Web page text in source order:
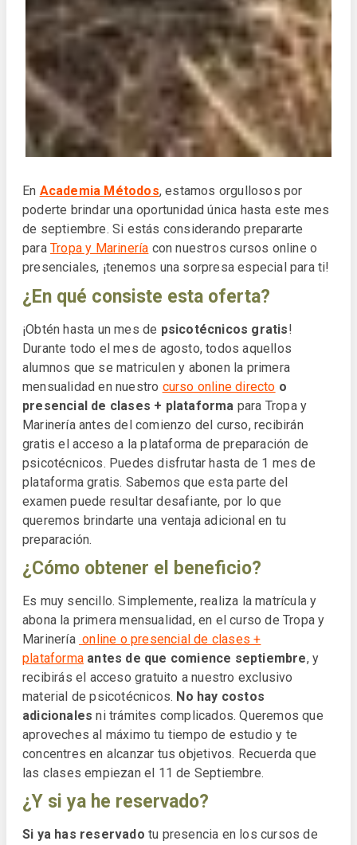
En Academia Métodos, estamos orgullosos por
poderte brindar una oportunidad única hasta este mes
de septiembre. Si estás considerando prepararte
para Tropa y Marinería con nuestros cursos online o
presenciales, ¡tenemos una sorpresa especial para ti!
¿En qué consiste esta oferta?
¡Obtén hasta un mes de psicotécnicos gratis!
Durante todo el mes de agosto, todos aquellos
alumnos que se matriculen y abonen la primera
mensualidad en nuestro curso online directo o
presencial de clases + plataforma para Tropa y
Marinería antes del comienzo del curso, recibirán
gratis el acceso a la plataforma de preparación de
psicotécnicos. Puedes disfrutar hasta de 1 mes de
plataforma gratis. Sabemos que esta parte del
examen puede resultar desafiante, por lo que
queremos brindarte una ventaja adicional en tu
preparación.
¿Cómo obtener el beneficio?
Es muy sencillo. Simplemente, realiza la matrícula y
abona la primera mensualidad, en el curso de Tropa y
Marinería online o presencial de clases +
plataforma antes de que comience septiembre, y
recibirás el acceso gratuito a nuestro exclusivo
material de psicotécnicos. No hay costos
adicionales ni trámites complicados. Queremos que
aproveches al máximo tu tiempo de estudio y te
concentres en alcanzar tus objetivos. Recuerda que
las clases empiezan el 11 de Septiembre.
¿Y si ya he reservado?
Si ya has reservado tu presencia en los cursos de